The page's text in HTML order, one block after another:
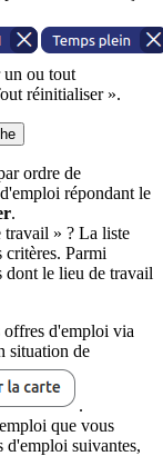
un ou tout
réinitialiser ».
ordre de
répondant le
.
travail » ? La liste
critères. Parmi
dont le lieu de travail
offres d'emploi via
situation de
.
que vous
d'emploi suivantes,